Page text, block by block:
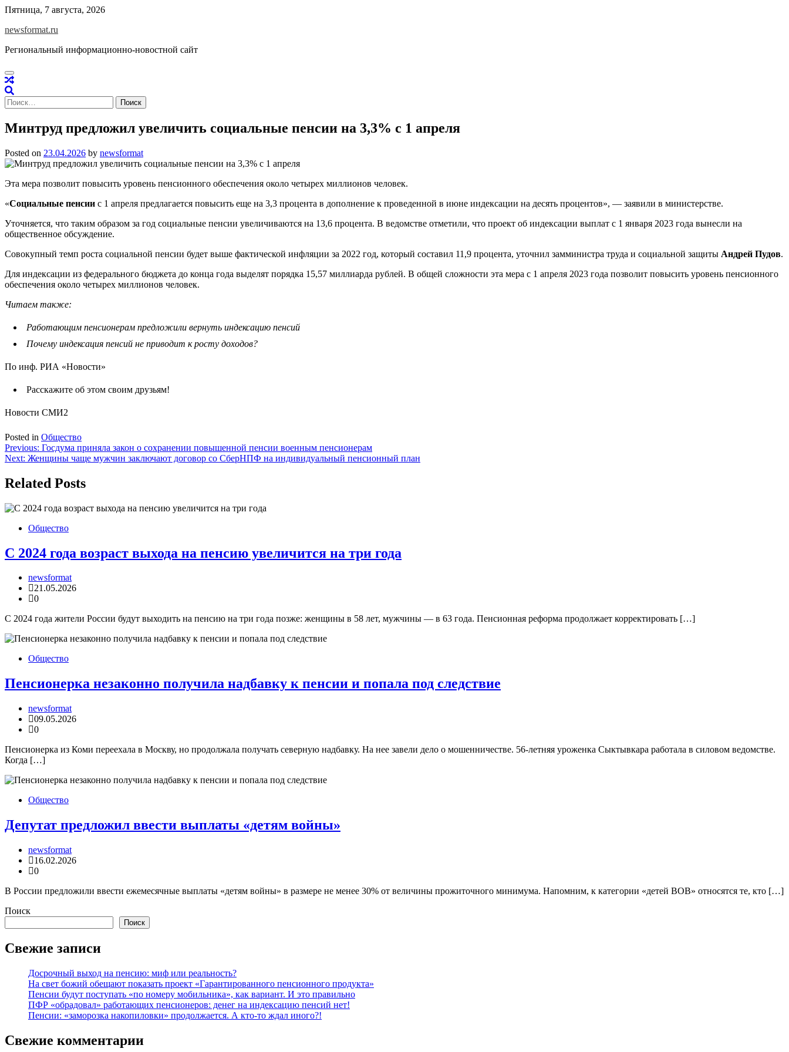
Skip
content
Пятница, 7 августа, 2026
newsformat.ru
Региональный информационно-новостной сайт
Найти:
Минтруд предложил увеличить социальные пенсии на 3,3% с 1 апреля
Posted on 23.04.2026 by newsformat
Эта мера позволит повысить уровень пенсионного обеспечения около четырех миллионов человек.
«Социальные пенсии с 1 апреля предлагается повысить еще на 3,3 процента в дополнение к проведенной в июне индексации на десять процентов», — заявили в министерстве.
Уточняется, что таким образом за год социальные пенсии увеличиваются на 13,6 процента. В ведомстве отметили, что проект об индексации выплат с 1 января 2023 года вынесли на
общественное обсуждение.
Совокупный темп роста социальной пенсии будет выше фактической инфляции за 2022 год, который составил 11,9 процента, уточнил замминистра труда и социальной защиты Андрей Пудов.
Для индексации из федерального бюджета до конца года выделят порядка 15,57 миллиарда рублей. В общей сложности эта мера с 1 апреля 2023 года позволит повысить уровень пенсионного
обеспечения около четырех миллионов человек.
Читаем также:
Работающим пенсионерам предложили вернуть индексацию пенсий
Почему индексация пенсий не приводит к росту доходов?
По инф. РИА «Новости»
Расскажите об этом своим друзьям!
Новости СМИ2
Posted in Общество
Навигация
по
записям
Previous: Госдума приняла закон о сохранении повышенной пенсии военным пенсионерам
Next: Женщины чаще мужчин заключают договор со СберНПФ на индивидуальный пенсионный план
Related Posts
Общество
С 2024 года возраст выхода на пенсию увеличится на три года
newsformat
21.05.2026
0
С 2024 года жители России будут выходить на пенсию на три года позже: женщины в 58 лет, мужчины — в 63 года. Пенсионная реформа продолжает корректировать […]
Общество
Пенсионерка незаконно получила надбавку к пенсии и попала под следствие
newsformat
09.05.2026
0
Пенсионерка из Коми переехала в Москву, но продолжала получать северную надбавку. На нее завели дело о мошенничестве. 56-летняя уроженка Сыктывкара работала в силовом ведомстве.
Когда […]
Общество
Депутат предложил ввести выплаты «детям войны»
newsformat
16.02.2026
0
В России предложили ввести ежемесячные выплаты «детям войны» в размере не менее 30% от величины прожиточного минимума. Напомним, к категории «детей ВОВ» относятся те, кто […]
Поиск
Поиск
Свежие записи
Досрочный выход на пенсию: миф или реальность?
На свет божий обещают показать проект «Гарантированного пенсионного продукта»
Пенсии будут поступать «по номеру мобильника», как вариант. И это правильно
ПФР «обрадовал» работающих пенсионеров: денег на индексацию пенсий нет!
Пенсии: «заморозка накопиловки» продолжается. А кто-то ждал иного?!
Свежие комментарии